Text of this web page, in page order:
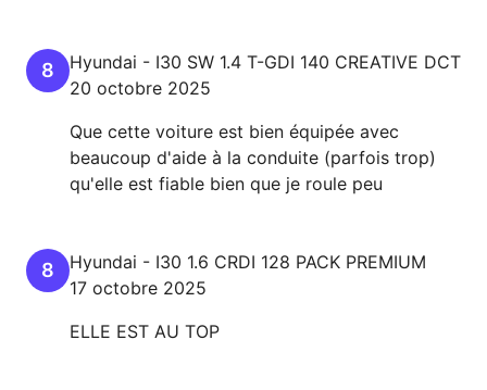
8 Hyundai - I30 SW 1.4 T-GDI 140 CREATIVE DCT
20 octobre 2025
Que cette voiture est bien équipée avec
beaucoup d'aide à la conduite (parfois trop)
qu'elle est fiable bien que je roule peu
8 Hyundai - I30 1.6 CRDI 128 PACK PREMIUM
17 octobre 2025
ELLE EST AU TOP